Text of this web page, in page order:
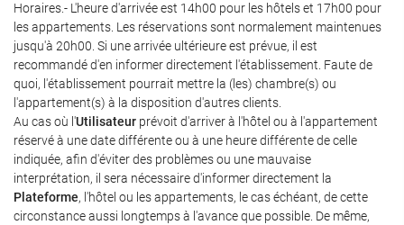
Horaires.- L'heure d'arrivée est 14h00 pour les hôtels et 17h00 pour
les appartements. Les réservations sont normalement maintenues
jusqu'à 20h00. Si une arrivée ultérieure est prévue, il est
recommandé d'en informer directement l'établissement. Faute de
quoi, l'établissement pourrait mettre la (les) chambre(s) ou
l'appartement(s) à la disposition d'autres clients.
Au cas où l'Utilisateur prévoit d'arriver à l'hôtel ou à l'appartement
réservé à une date différente ou à une heure différente de celle
indiquée, afin d'éviter des problèmes ou une mauvaise
interprétation, il sera nécessaire d'informer directement la
Plateforme, l'hôtel ou les appartements, le cas échéant, de cette
circonstance aussi longtemps à l'avance que possible. De même,